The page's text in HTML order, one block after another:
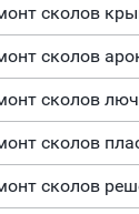
сколов
сколов
сколов
сколов
сколов